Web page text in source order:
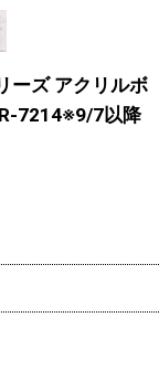
ーズ アクリルボ
7214※9/7以降